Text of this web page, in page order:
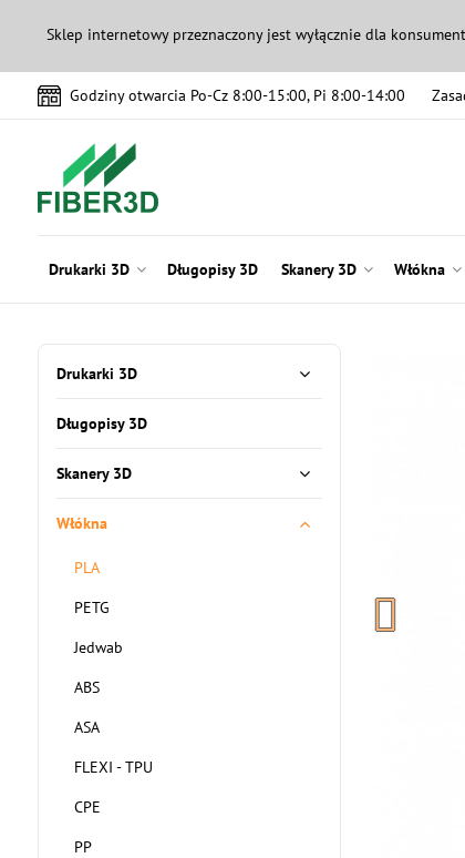
Sklep internetowy przeznaczony jest wyłącznie dla
Godziny otwarcia Po-Cz 8:00-15:00, Pi 8:00-14:00
Drukarki 3D Długopisy 3D Skanery 3D Włókna
Drukarki 3D
Długopisy 3D
Skanery 3D
Włókna
PLA
PETG
Jedwab
ABS
ASA
FLEXI - TPU
CPE
PP